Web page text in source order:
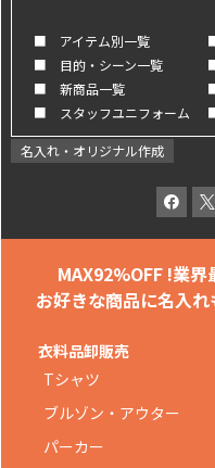
■ アイテム別一覧
■ 目的・シーン一覧
■ 新商品一覧
■ スタッフユニフォーム
名入れ・オリジナル作成
MAX92%OFF !業界
お好きな商品に名入れ
衣料品卸販売
Tシャツ
ブルゾン・アウター
パーカー